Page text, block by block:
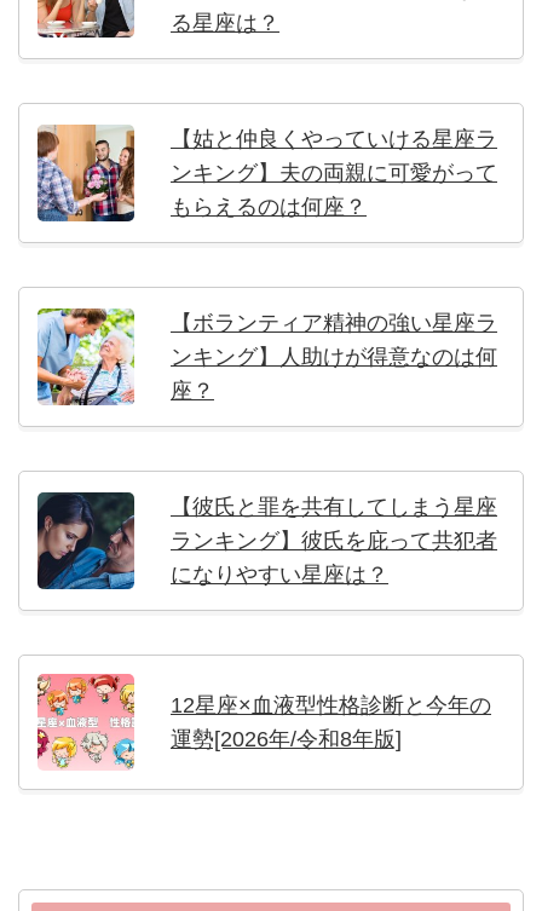
る星座は？
【姑と仲良くやっていける星座ラ
ンキング】夫の両親に可愛がって
もらえるのは何座？
【ボランティア精神の強い星座ラ
ンキング】人助けが得意なのは何
座？
【彼氏と罪を共有してしまう星座
ランキング】彼氏を庇って共犯者
になりやすい星座は？
12星座×血液型性格診断と今年の
運勢[2026年/令和8年版]